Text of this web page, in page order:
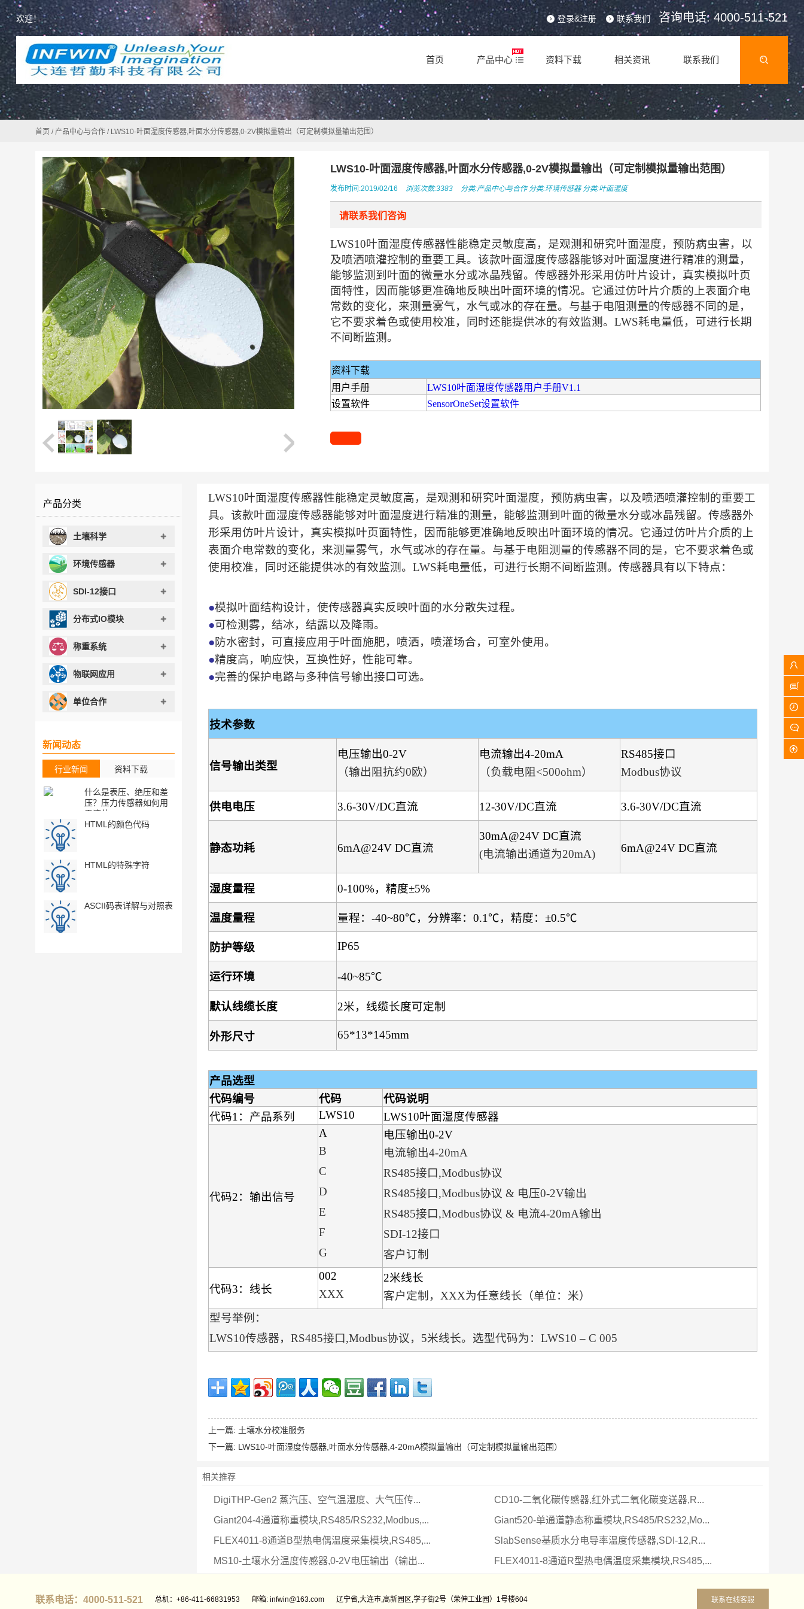
欢迎！ 登录&注册 联系我们 咨询电话: 4000-511-521
首页 产品中心 资料下载 相关资讯 联系我们
首页 / 产品中心与合作 / LWS10-叶面湿度传感器,叶面水分传感器,0-2V模拟量输出（可定制模拟量输出范围）
LWS10-叶面湿度传感器,叶面水分传感器,0-2V模拟量输出（可定制模拟量输出范围）
发布时间:2019/02/16 浏览次数:3383 分类:产品中心与合作分类:环境传感器分类:叶面湿度
请联系我们咨询
LWS10叶面湿度传感器性能稳定灵敏度高，是观测和研究叶面湿度，预防病虫害，以
及喷洒喷灌控制的重要工具。该款叶面湿度传感器能够对叶面湿度进行精准的测量，
能够监测到叶面的微量水分或冰晶残留。传感器外形采用仿叶片设计，真实模拟叶页
面特性，因而能够更准确地反映出叶面环境的情况。它通过仿叶片介质的上表面介电
常数的变化，来测量雾气，水气或冰的存在量。与基于电阻测量的传感器不同的是，
它不要求着色或使用校准，同时还能提供冰的有效监测。LWS耗电量低，可进行长期
不间断监测。
资料下载
用户手册
LWS10叶面湿度传感器用户手册V1.1
设置软件
SensorOneSet设置软件
LWS10叶面湿度传感器性能稳定灵敏度高，是观测和研究叶面湿度，预防病虫害，以及喷洒喷灌控制的重要工
具。该款叶面湿度传感器能够对叶面湿度进行精准的测量，能够监测到叶面的微量水分或冰晶残留。传感器外
形采用仿叶片设计，真实模拟叶页面特性，因而能够更准确地反映出叶面环境的情况。它通过仿叶片介质的上
表面介电常数的变化，来测量雾气，水气或冰的存在量。与基于电阻测量的传感器不同的是，它不要求着色或
使用校准，同时还能提供冰的有效监测。LWS耗电量低，可进行长期不间断监测。传感器具有以下特点：
●模拟叶面结构设计，使传感器真实反映叶面的水分散失过程。
●可检测雾，结冰，结露以及降雨。
●防水密封，可直接应用于叶面施肥，喷洒，喷灌场合，可室外使用。
●精度高，响应快，互换性好，性能可靠。
●完善的保护电路与多种信号输出接口可选。
技术参数
信号输出类型
电压输出0-2V
（输出阻抗约0欧）
电流输出4-20mA
（负载电阻<500ohm）
RS485接口
Modbus协议
供电电压 3.6-30V/DC直流 12-30V/DC直流 3.6-30V/DC直流
静态功耗 6mA@24V DC直流
30mA@24V DC直流
(电流输出通道为20mA)
6mA@24V DC直流
湿度量程 0-100%，精度±5%
温度量程 量程：-40~80℃，分辨率：0.1℃，精度：±0.5℃
防护等级 IP65
运行环境 -40~85℃
默认线缆长度 2米，线缆长度可定制
外形尺寸 65*13*145mm
产品选型
代码编号
代码
代码说明
代码1：产品系列
LWS10 LWS10叶面湿度传感器
代码2：输出信号
A
B
C
D
E
F
G
电压输出0-2V
电流输出4-20mA
RS485接口,Modbus协议
RS485接口,Modbus协议 & 电压0-2V输出
RS485接口,Modbus协议 & 电流4-20mA输出
SDI-12接口
客户订制
代码3：线长
002
XXX
2米线长
客户定制，XXX为任意线长（单位：米）
型号举例：
LWS10传感器，RS485接口,Modbus协议，5米线长。选型代码为：LWS10 – C 005
上一篇: 土壤水分校准服务
下一篇: LWS10-叶面湿度传感器,叶面水分传感器,4-20mA模拟量输出（可定制模拟量输出范围）
相关推荐
DigiTHP-Gen2 蒸汽压、空气温湿度、大气压传...
CD10-二氧化碳传感器,红外式二氧化碳变送器,R...
Giant204-4通道称重模块,RS485/RS232,Modbus,...
Giant520-单通道静态称重模块,RS485/RS232,Mo...
FLEX4011-8通道B型热电偶温度采集模块,RS485,...
SlabSense基质水分电导率温度传感器,SDI-12,R...
MS10-土壤水分温度传感器,0-2V电压输出（输出...
FLEX4011-8通道R型热电偶温度采集模块,RS485,...
产品分类
土壤科学
环境传感器
SDI-12接口
分布式IO模块
称重系统
物联网应用
单位合作
新闻动态
行业新闻 资料下载
什么是表压、绝压和差
压？压力传感器如何用
于液位...
HTML的颜色代码
HTML的特殊字符
ASCII码表详解与对照表
[资料下载] DigiLL 数字
式液位传感器用户手
册,RS48...
MT05RA,MT05RB 土壤
水分,电导率,温度传...
[资料下载] DigiGas-
TOXIC 有害气体浓度传
感器, RS...
[资料下载] DigiTS 数字
温度链, RS485, SDI-12
联系电话：4000-511-521 总机：+86-411-66831953 邮箱: infwin@163.com 辽宁省,大连市,高新园区,学子街2号（荣伸工业园）1号楼604 联系在线客服